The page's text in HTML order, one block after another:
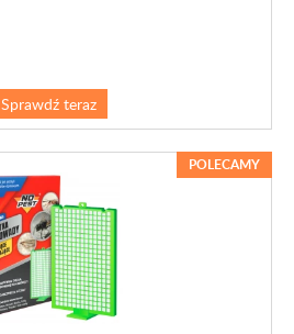
Sprawdź teraz
POLECAMY